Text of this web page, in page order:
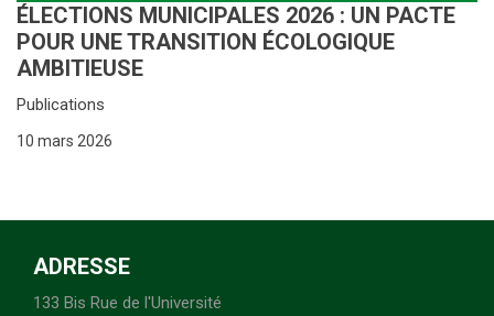
ÉLECTIONS MUNICIPALES 2026 : UN PACTE
POUR UNE TRANSITION ÉCOLOGIQUE
AMBITIEUSE
Publications
10 mars 2026
ADRESSE
133 Bis Rue de l'Université